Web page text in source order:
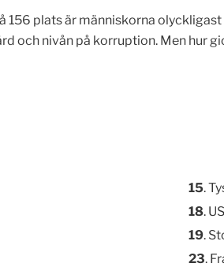
156 plats är människorna
och nivån på korruption. Men hur
15.
18.
19.
23.